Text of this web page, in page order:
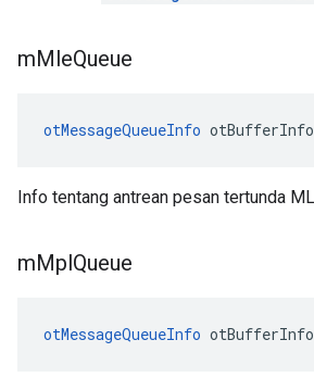
mMleQueue
otMessageQueueInfo otBufferInfo
Info tentang antrean pesan tertunda
mMplQueue
otMessageQueueInfo otBufferInfo